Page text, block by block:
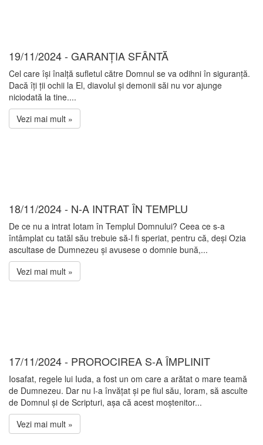
19/11/2024 - GARANȚIA SFÂNTĂ
Cel care își înalță sufletul către Domnul se va odihni în siguranță.
Dacă îți ții ochii la El, diavolul și demonii săi nu vor ajunge
niciodată la tine....
Vezi mai mult »
18/11/2024 - N-A INTRAT ÎN TEMPLU
De ce nu a intrat Iotam în Templul Domnului? Ceea ce s-a
întâmplat cu tatăl său trebuie să-l fi speriat, pentru că, deși Ozia
ascultase de Dumnezeu și avusese o domnie bună,...
Vezi mai mult »
17/11/2024 - PROROCIREA S-A ÎMPLINIT
Iosafat, regele lui Iuda, a fost un om care a arătat o mare teamă
de Dumnezeu. Dar nu l-a învățat și pe fiul său, Ioram, să asculte
de Domnul și de Scripturi, așa că acest moștenitor...
Vezi mai mult »